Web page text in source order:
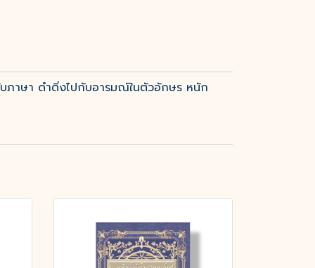
ภาษา ดำดิ่งไปกับอารมณ์ในตัวอักษร หนัก